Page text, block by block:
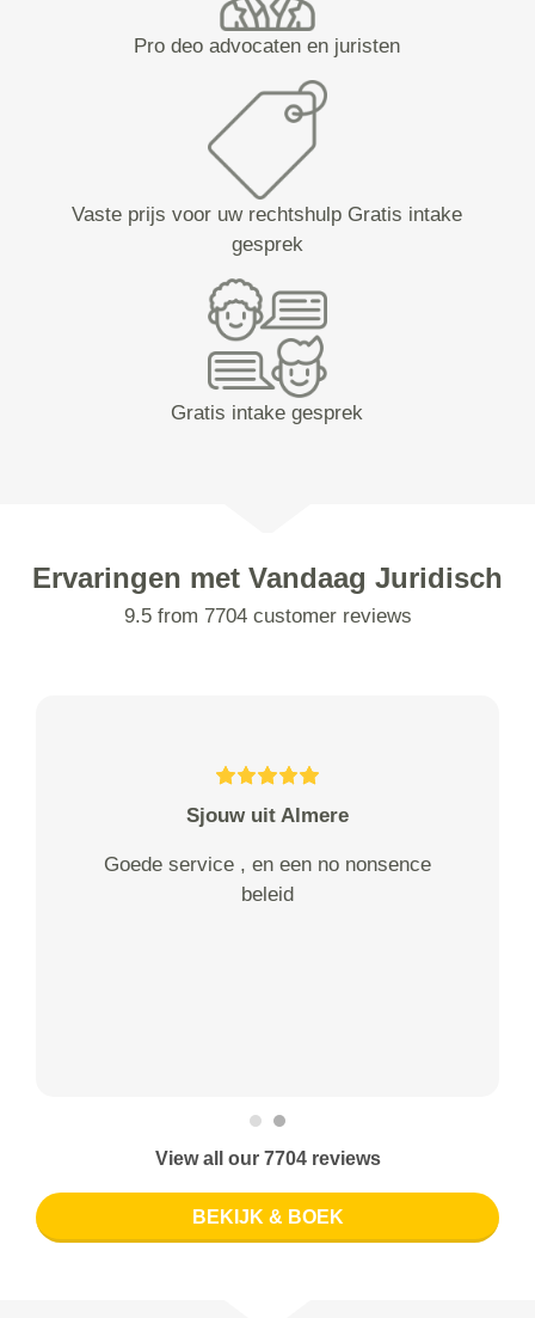
Pro deo advocaten en juristen
Vaste prijs voor uw rechtshulp Gratis intake
gesprek
Gratis intake gesprek
Ervaringen met Vandaag Juridisch
9.5 from 7704 customer reviews
Sjouw uit Almere
Goede service , en een no nonsence
beleid
View all our 7704 reviews
BEKIJK & BOEK